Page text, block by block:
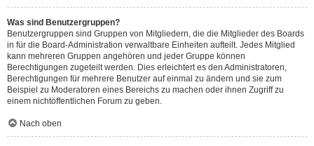
Was sind Benutzergruppen?
Benutzergruppen sind Gruppen von Mitgliedern, die die Mitglieder des Boards
in für die Board-Administration verwaltbare Einheiten aufteilt. Jedes Mitglied
kann mehreren Gruppen angehören und jeder Gruppe können
Berechtigungen zugeteilt werden. Dies erleichtert es den Administratoren,
Berechtigungen für mehrere Benutzer auf einmal zu ändern und sie zum
Beispiel zu Moderatoren eines Bereichs zu machen oder ihnen Zugriff zu
einem nichtöffentlichen Forum zu geben.
Nach oben